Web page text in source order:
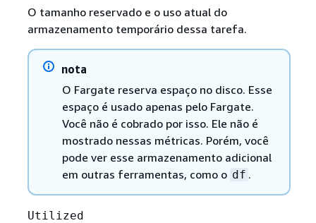
O tamanho reservado e o uso atual do
armazenamento temporário dessa tarefa.
nota
O Fargate reserva espaço no disco. Esse
espaço é usado apenas pelo Fargate.
Você não é cobrado por isso. Ele não é
mostrado nessas métricas. Porém, você
pode ver esse armazenamento adicional
em outras ferramentas, como o df .
Utilized